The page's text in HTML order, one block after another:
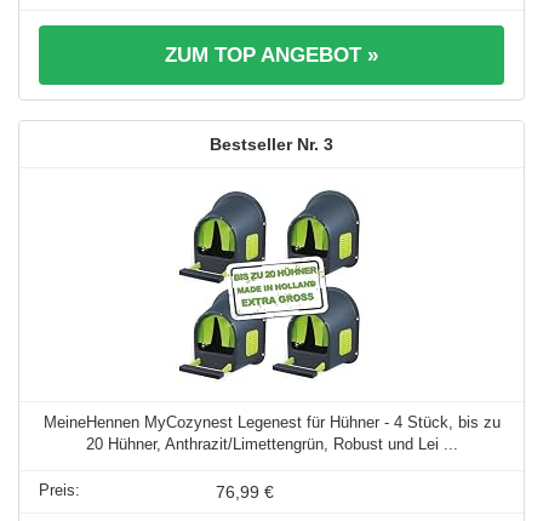
ZUM TOP ANGEBOT »
3
MeineHennen MyCozynest Legenest für Hühner - 4 Stück, bis zu
20 Hühner, Anthrazit/Limettengrün, Robust und Lei ...
76,99 €